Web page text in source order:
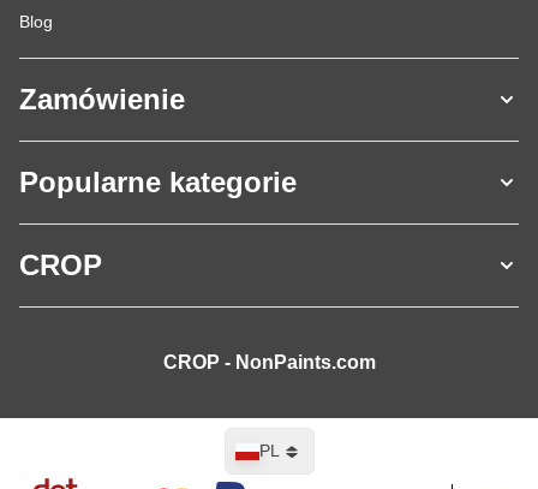
Blog
Zamówienie
Popularne kategorie
CROP
CROP - NonPaints.com
PL